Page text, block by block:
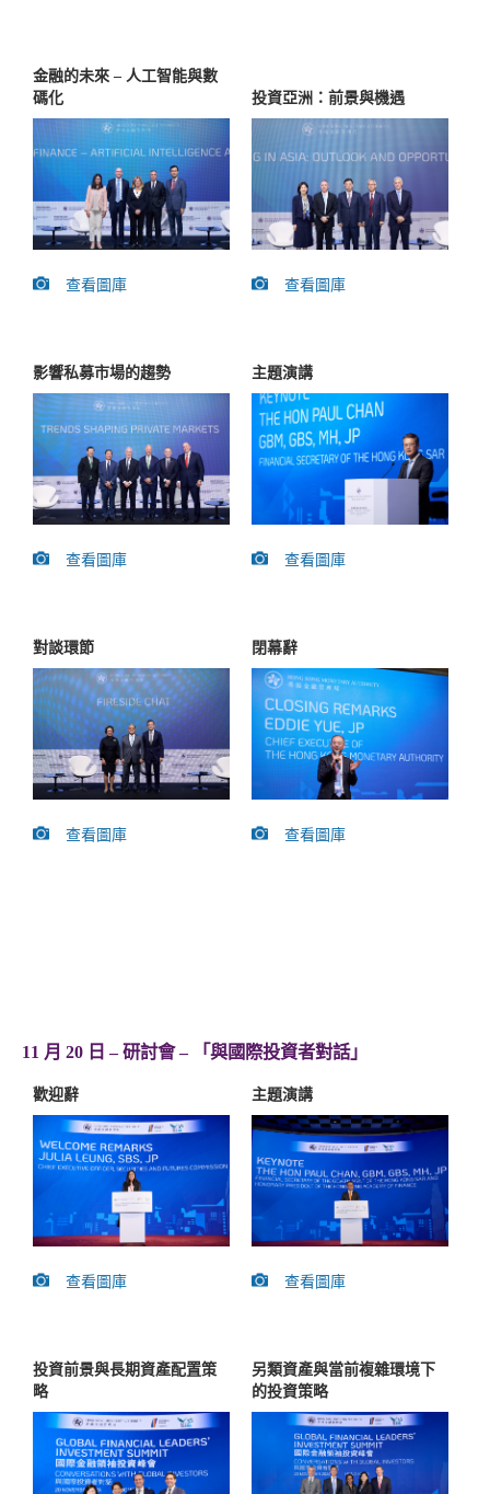
金融的未來 – 人工智能與數
碼化
查看圖庫
投資亞洲：前景與機遇
查看圖庫
影響私募市場的趨勢
查看圖庫
主題演講
查看圖庫
對談環節
查看圖庫
閉幕辭
查看圖庫
11 月 20 日 – 研討會 – 「與國際投資者對話」
歡迎辭
查看圖庫
主題演講
查看圖庫
投資前景與長期資產配置策
略
另類資產與當前複雜環境下
的投資策略